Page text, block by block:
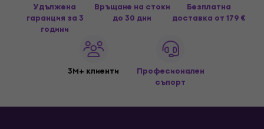
Удължена
гаранция за 3
години
Връщане на стоки
до 30 дни
Безплатна
доставка от 179 €
3M+ клиенти
Професионален
съпорт